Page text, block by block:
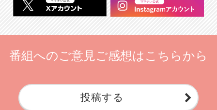
番組へのご意見ご感想はこちらから
投稿する